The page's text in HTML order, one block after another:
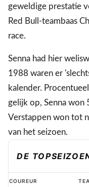
geweldige prestatie
Red Bull-teambaas
race.
Senna had hier
1988 waren er
kalender.
gelijk op, Senna won
Verstappen won tot
van het seizoen.
DE
Verstappen
COUREUR